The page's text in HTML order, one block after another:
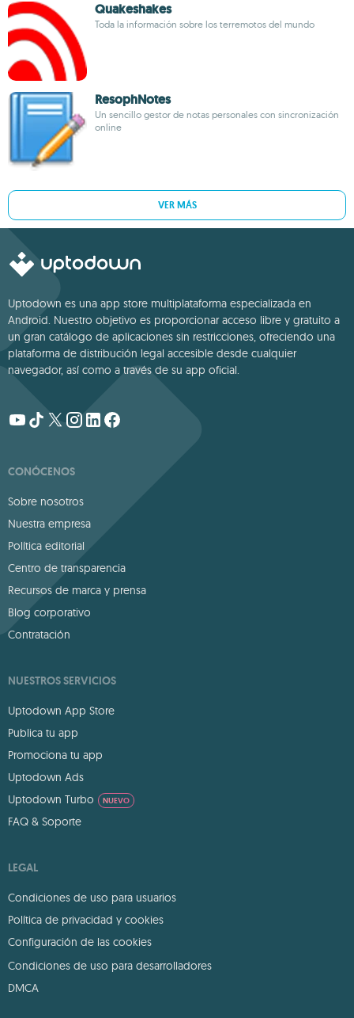
Quakeshakes
Toda la información sobre los terremotos del mundo
ResophNotes
Un sencillo gestor de notas personales con sincronización
online
VER MÁS
Uptodown es una app store multiplataforma especializada en
Android. Nuestro objetivo es proporcionar acceso libre y gratuito a
un gran catálogo de aplicaciones sin restricciones, ofreciendo una
plataforma de distribución legal accesible desde cualquier
navegador, así como a través de su app oficial.
CONÓCENOS
Sobre nosotros
Nuestra empresa
Política editorial
Centro de transparencia
Recursos de marca y prensa
Blog corporativo
Contratación
NUESTROS SERVICIOS
Uptodown App Store
Publica tu app
Promociona tu app
Uptodown Ads
Uptodown Turbo
NUEVO
FAQ & Soporte
LEGAL
Condiciones de uso para usuarios
Política de privacidad y cookies
Configuración de las cookies
Condiciones de uso para desarrolladores
DMCA